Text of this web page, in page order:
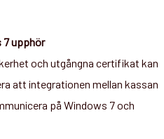
upphör
och utgångna certifikat kan
att integrationen mellan kassan
på Windows 7 och